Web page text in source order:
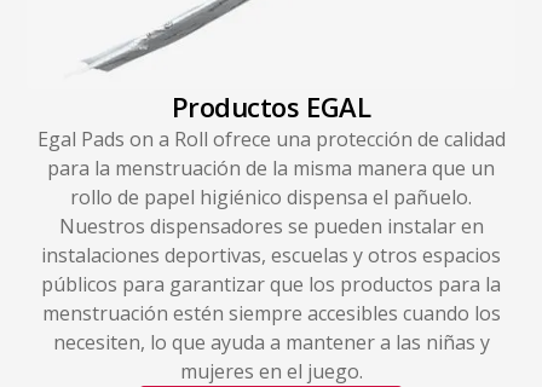
Productos EGAL
Egal Pads on a Roll ofrece una protección de calidad
para la menstruación de la misma manera que un
rollo de papel higiénico dispensa el pañuelo.
Nuestros dispensadores se pueden instalar en
instalaciones deportivas, escuelas y otros espacios
públicos para garantizar que los productos para la
menstruación estén siempre accesibles cuando los
necesiten, lo que ayuda a mantener a las niñas y
mujeres en el juego.